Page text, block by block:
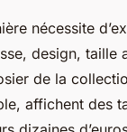
nécessite
design, taille
de la
affichent des